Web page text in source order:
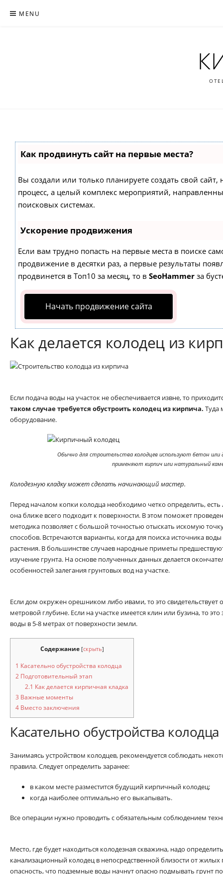
MENU
Как продвинуть сайт на первые места?
Вы создали или только планируете создать свой
процесс, а целый комплекс мероприятий,
поисковых системах.
Ускорение продвижения
Если вам трудно попасть на первые места в поиске
продвижение в десятки раз, а первые результаты
продвинется в Топ10 за месяц, то в SeoHammer за
Начать продвижение сайта
Как делается колодец из
Если подача воды на участок не обеспечивается извне, то
таком случае требуется обустроить колодец из кирпича. Туда
оборудование.
Обычно для строительства колодцев используют бетон или
применяют кирпич или натуральный
Колодезную кладку может сделать начинающий мастер.
Перед началом копки колодца необходимо четко определить, есть
она ближе всего подходит к поверхности. В этом поможет
методика позволяет с большой точностью отыскать искомую
способов. Встречаются варианты, когда для поиска источника
растения. В большинстве случаев народные приметы
изучение грунта. На основе полученных данных делается
особенностей залегания грунтовых вод на участке.
Если дом окружен орешником либо ивами, то это свидетельствует
метровой глубине. Если на участке имеется клин или бузина, то
воды в 5-8 метрах от поверхности земли.
Содержание [скрыть]
1 Касательно обустройства колодца
2 Подготовительный этап
2.1 Как делается кирпичная кладка
3 Важные моменты
4 Вместо заключения
Касательно обустройства колодца
Занимаясь устройством колодцев, рекомендуется соблюдать
правила. Следует определить заранее:
в каком месте разместится будущий кирпичный колодец;
когда наиболее оптимально его выкапывать.
Все операции нужно проводить с обязательным соблюдением
Место, где будет находиться колодезная скважина, надо
канализационный колодец в непосредственной близости от жилых
опасность, что подземные воды начнут опасно подмывать грунт